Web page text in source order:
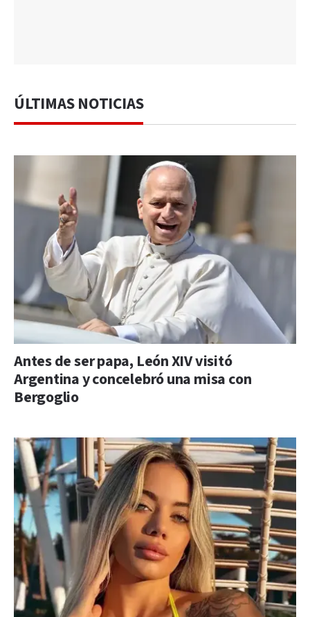
ÚLTIMAS NOTICIAS
Antes de ser papa, León XIV visitó
Argentina y concelebró una misa con
Bergoglio